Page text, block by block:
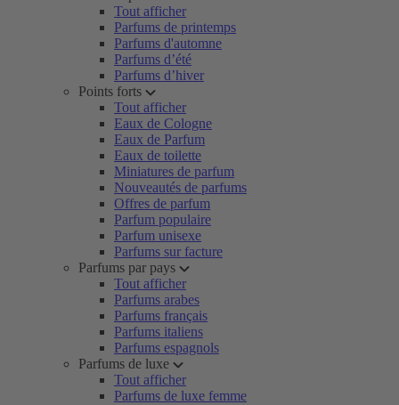
Tout afficher
Parfums de printemps
Parfums d'automne
Parfums d’été
Parfums d’hiver
Points forts
Tout afficher
Eaux de Cologne
Eaux de Parfum
Eaux de toilette
Miniatures de parfum
Nouveautés de parfums
Offres de parfum
Parfum populaire
Parfum unisexe
Parfums sur facture
Parfums par pays
Tout afficher
Parfums arabes
Parfums français
Parfums italiens
Parfums espagnols
Parfums de luxe
Tout afficher
Parfums de luxe femme